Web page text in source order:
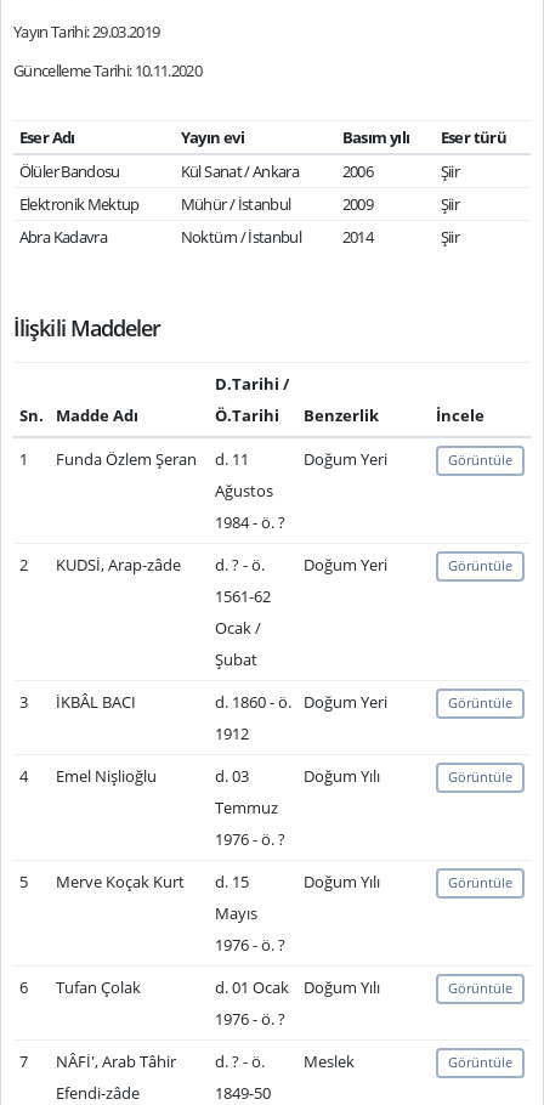
Yayın Tarihi: 29.03.2019
Güncelleme Tarihi: 10.11.2020
Eser Adı Yayın evi Basım yılı
Eser türü
Ölüler Bandosu
Kül Sanat / Ankara 2006
Şiir
Elektronik Mektup
Mühür / İstanbul 2009
Şiir
Abra Kadavra
Noktürn / İstanbul 2014 Şiir
İlişkili Maddeler
Sn. Madde Adı
D.Tarihi /
Ö.Tarihi
Benzerlik
İncele
1
Funda Özlem Şeran
d. 11
Ağustos
1984 - ö. ?
Doğum Yeri Görüntüle
2 KUDSİ, Arap-zâde
d. ? - ö.
1561-62
Ocak /
Şubat
Doğum Yeri Görüntüle
3 İKBÂL BACI
d. 1860 - ö.
1912
Doğum Yeri Görüntüle
4 Emel Nişlioğlu
d. 03
Temmuz
1976 - ö. ?
Doğum Yılı Görüntüle
5 Merve Koçak Kurt
d. 15
Mayıs
1976 - ö. ?
Doğum Yılı Görüntüle
6 Tufan Çolak
d. 01 Ocak
1976 - ö. ?
Doğum Yılı Görüntüle
7
NÂFİ', Arab Tâhir
Efendi-zâde
d. ? - ö.
1849-50
Meslek Görüntüle